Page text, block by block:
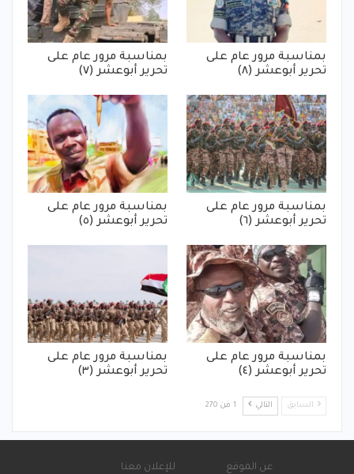
بمناسبة مرور عام على
تحرير أبوعشر (٨)
بمناسبة مرور عام على
تحرير أبوعشر (٧)
بمناسبة مرور عام على
تحرير أبوعشر (٦)
بمناسبة مرور عام على
تحرير أبوعشر (٥)
بمناسبة مرور عام على
تحرير أبوعشر (٤)
بمناسبة مرور عام على
تحرير أبوعشر (٣)
السابق التالي 1 من 270
عن الموقع للإعلان معنا